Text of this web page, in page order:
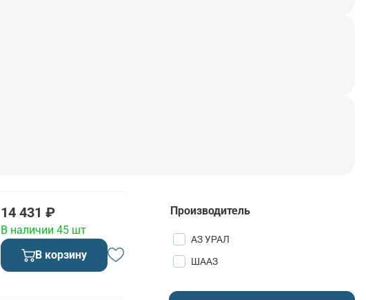
14 431 ₽
В наличии 45 шт
В корзину
Производитель
АЗ УРАЛ
ШААЗ